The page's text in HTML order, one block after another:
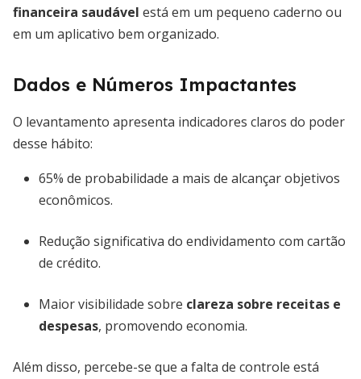
financeira saudável está em um pequeno caderno ou
em um aplicativo bem organizado.
Dados e Números Impactantes
O levantamento apresenta indicadores claros do poder
desse hábito:
65% de probabilidade a mais de alcançar objetivos
econômicos.
Redução significativa do endividamento com cartão
de crédito.
Maior visibilidade sobre clareza sobre receitas e
despesas, promovendo economia.
Além disso, percebe-se que a falta de controle está